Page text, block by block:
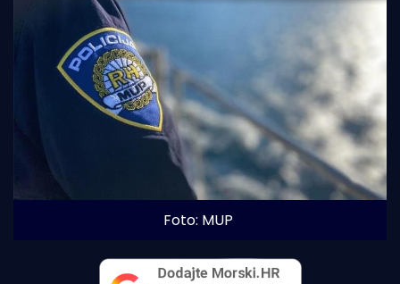
Foto: MUP